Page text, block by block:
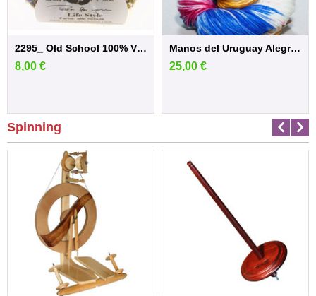
2295_ Old School 100% Virgin Wool(Merino ...
8,00 €
Manos del Uruguay Alegria - Colombina
25,00 €
Spinning